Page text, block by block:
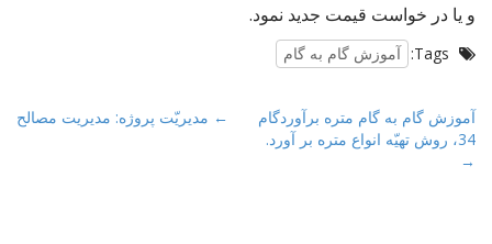
و یا در خواست قیمت جدید نمود.
Tags: آموزش گام به گام
P
o
s
← مدیریّت پروژه: مدیریت مصالح
آموزش گام به گام متره برآوردگام
34، روش تهیّه انواع متره بر آورد.
→